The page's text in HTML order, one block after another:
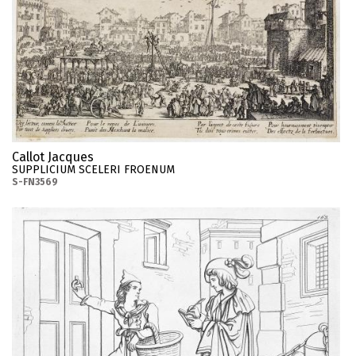
Callot Jacques
SUPPLICIUM SCELERI FROENUM
S-FN3569